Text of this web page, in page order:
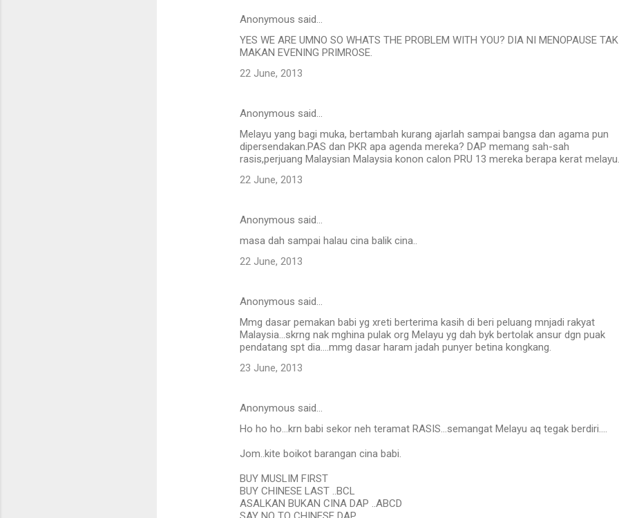
Anonymous said…
YES WE ARE UMNO SO WHATS THE PROBLEM WITH YOU? DIA NI MENOPAUSE TAK
MAKAN EVENING PRIMROSE.
22 June, 2013
Anonymous said…
Melayu yang bagi muka, bertambah kurang ajarlah sampai bangsa dan agama pun
dipersendakan.PAS dan PKR apa agenda mereka? DAP memang sah-sah
rasis,perjuang Malaysian Malaysia konon calon PRU 13 mereka berapa kerat melayu.
22 June, 2013
Anonymous said…
masa dah sampai halau cina balik cina..
22 June, 2013
Anonymous said…
Mmg dasar pemakan babi yg xreti berterima kasih di beri peluang mnjadi rakyat
Malaysia...skrng nak mghina pulak org Melayu yg dah byk bertolak ansur dgn puak
pendatang spt dia....mmg dasar haram jadah punyer betina kongkang.
23 June, 2013
Anonymous said…
Ho ho ho...krn babi sekor neh teramat RASIS...semangat Melayu aq tegak berdiri....
Jom..kite boikot barangan cina babi.
BUY MUSLIM FIRST
BUY CHINESE LAST ..BCL
ASALKAN BUKAN CINA DAP ..ABCD